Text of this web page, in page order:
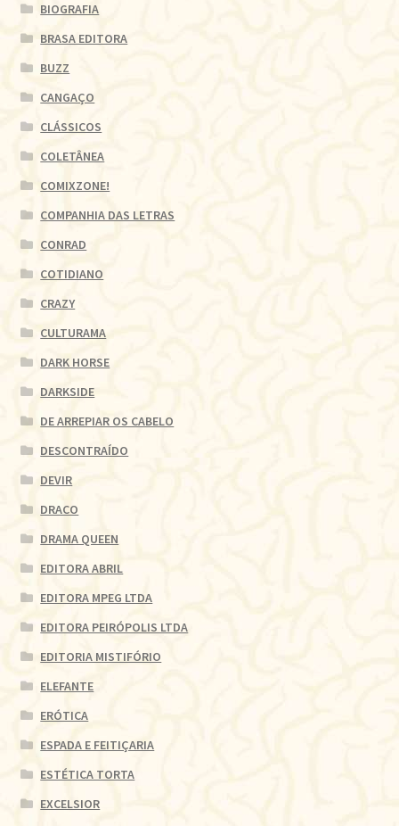
BIOGRAFIA
BRASA EDITORA
BUZZ
CANGAÇO
CLÁSSICOS
COLETÂNEA
COMIXZONE!
COMPANHIA DAS LETRAS
CONRAD
COTIDIANO
CRAZY
CULTURAMA
DARK HORSE
DARKSIDE
DE ARREPIAR OS CABELO
DESCONTRAÍDO
DEVIR
DRACO
DRAMA QUEEN
EDITORA ABRIL
EDITORA MPEG LTDA
EDITORA PEIRÓPOLIS LTDA
EDITORIA MISTIFÓRIO
ELEFANTE
ERÓTICA
ESPADA E FEITIÇARIA
ESTÉTICA TORTA
EXCELSIOR